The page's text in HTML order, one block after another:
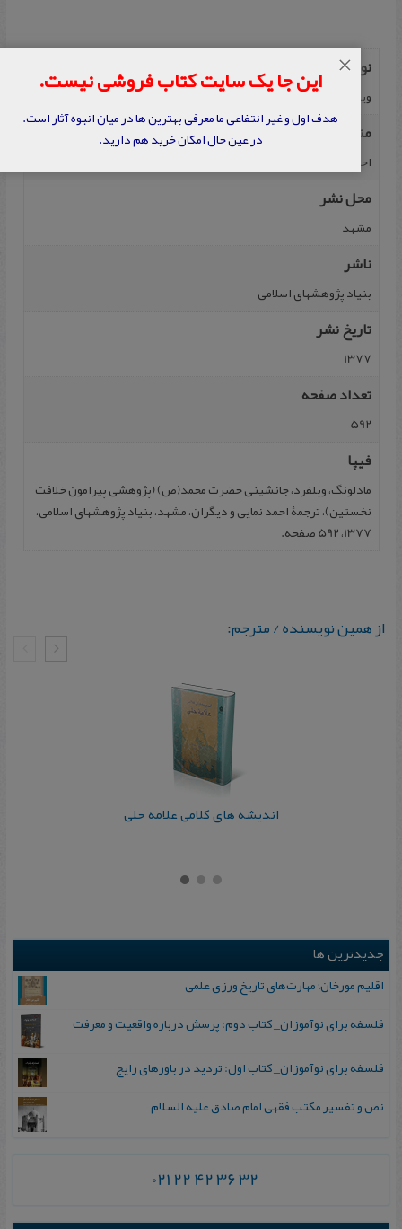
نویسنده
ویلفرد مادلونگ
مترجم
احمد نمایی و دیگران
محل نشر
مشهد
ناشر
بنیاد پژوهشهای اسلامی
تاریخ نشر
1377
تعداد صفحه
592
فیپا
مادلونگ، ویلفرد، جانشینی حضرت محمد(ص) (پژوهشی پیرامون خلافت
نخستین)، ترجمۀ احمد نمایی و دیگران، مشهد، بنیاد پژوهشهای اسلامی،
1377، 592 صفحه.
از همین نویسنده / مترجم:
اندیشه های کلامی علامه حلی
جدیدترین ها
اقلیم مورخان؛ مهارت‌های تاریخ ورزی علمی
فلسفه برای نوآموزان_ کتاب دوم: پرسش درباره واقعیت و معرفت
فلسفه برای نوآموزان_ کتاب اول: تردید در باورهای رایج
نص و تفسیر مکتب فقهی امام صادق علیه السلام
021 22 42 36 32
این جا یک سایت کتاب فروشی نیست.
هدف اول و غیر انتفاعی ما معرفی بهترین ها در میان انبوه آثار است.
در عین حال امکان خرید هم دارید.
×